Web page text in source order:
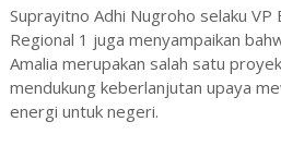
Suprayitno Adhi Nugroho selaku
Regional 1 juga menyampaikan
Amalia merupakan salah satu
mendukung keberlanjutan upaya
energi untuk negeri.